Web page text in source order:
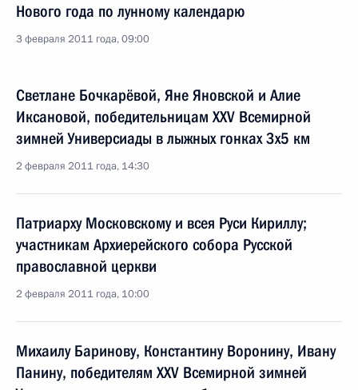
Нового года по лунному календарю
3 февраля 2011 года, 09:00
Светлане Бочкарёвой, Яне Яновской и Алие
Иксановой, победительницам XXV Всемирной
зимней Универсиады в лыжных гонках 3x5 км
2 февраля 2011 года, 14:30
Патриарху Московскому и всея Руси Кириллу;
участникам Архиерейского собора Русской
православной церкви
2 февраля 2011 года, 10:00
Михаилу Баринову, Константину Воронину, Ивану
Панину, победителям XXV Всемирной зимней